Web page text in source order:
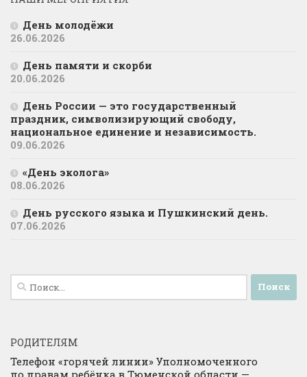
День молодёжи
26.06.2026
День памяти и скорби
20.06.2026
День России — это государственный
праздник, символизирующий свободу,
национальное единение и независимость.
09.06.2026
«День эколога»
08.06.2026
День русского языка и Пушкинский день.
07.06.2026
Найти:
РОДИТЕЛЯМ
Телефон «горячей линии» Уполномоченного
по правам ребёнка в Тюменской области —